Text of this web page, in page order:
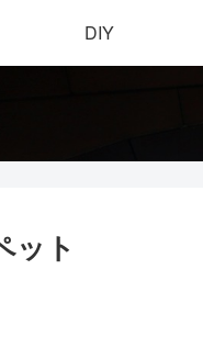
DIY
ット